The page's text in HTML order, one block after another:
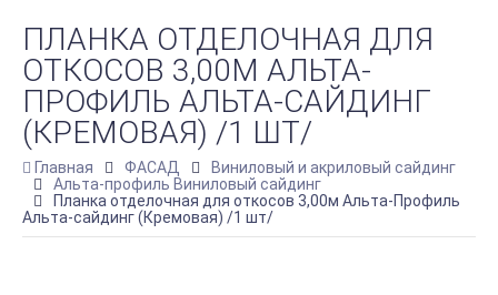
ПЛАНКА ОТДЕЛОЧНАЯ ДЛЯ
ОТКОСОВ 3,00М АЛЬТА-
ПРОФИЛЬ АЛЬТА-САЙДИНГ
(КРЕМОВАЯ) /1 ШТ/
Главная ФАСАД
Виниловый и акриловый сайдинг
Альта-профиль Виниловый сайдинг
Планка отделочная для откосов 3,00м Альта-Профиль
Альта-сайдинг (Кремовая) /1 шт/